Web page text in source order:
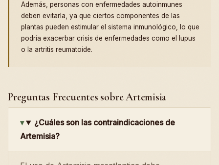
Además, personas con enfermedades autoinmunes
deben evitarla, ya que ciertos componentes de las
plantas pueden estimular el sistema inmunológico, lo que
podría exacerbar crisis de enfermedades como el lupus
o la artritis reumatoide.
Preguntas Frecuentes sobre Artemisia
¿Cuáles son las contraindicaciones de
Artemisia?